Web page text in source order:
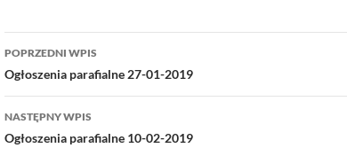
Nawigacja
wpisu
POPRZEDNI WPIS
Ogłoszenia parafialne 27-01-2019
NASTĘPNY WPIS
Ogłoszenia parafialne 10-02-2019